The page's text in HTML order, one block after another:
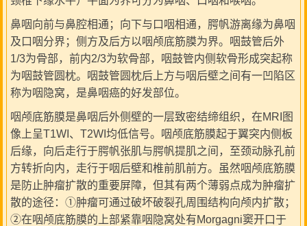
鼻咽向前与鼻腔相通；向下与口咽相通，腭帆游离缘为鼻咽
及口咽分界；侧方及后方以咽颅底筋膜为界。咽鼓管后外
1/3为骨部，前内2/3为软骨部，咽鼓管内侧软骨形成突起称
为咽鼓管圆枕。咽鼓管圆枕后上方与咽后壁之间有一凹陷区
称为咽隐窝，是鼻咽癌的好发部位。
咽颅底筋膜是鼻咽后外侧壁的一层致密结缔组织，在MRI图
像上呈T1WI、T2WI均低信号。咽颅底筋膜起于翼突内侧板
后缘，向后走行于腭帆张肌与腭帆提肌之间，至颈动脉孔前
方转折向内，走行于咽后壁和椎前肌前方。虽然咽颅底筋膜
是防止肿瘤扩散的重要屏障，但其有两个薄弱点成为肿瘤扩
散的途径：①肿瘤可通过破坏破裂孔周围结构向颅内扩散；
②在咽颅底筋膜的上部紧靠咽隐窝处有Morgagni窦开口于